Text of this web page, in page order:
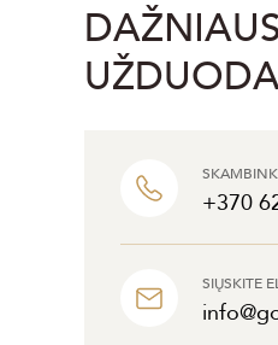
+370
SIŲSKITE